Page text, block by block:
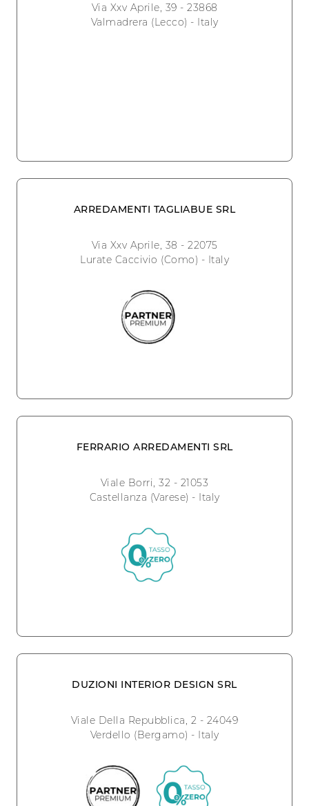
Via Xxv Aprile, 39 - 23868
Valmadrera (Lecco) - Italy
ARREDAMENTI TAGLIABUE SRL
Via Xxv Aprile, 38 - 22075
Lurate Caccivio (Como) - Italy
FERRARIO ARREDAMENTI SRL
Viale Borri, 32 - 21053
Castellanza (Varese) - Italy
DUZIONI INTERIOR DESIGN SRL
Viale Della Repubblica, 2 - 24049
Verdello (Bergamo) - Italy